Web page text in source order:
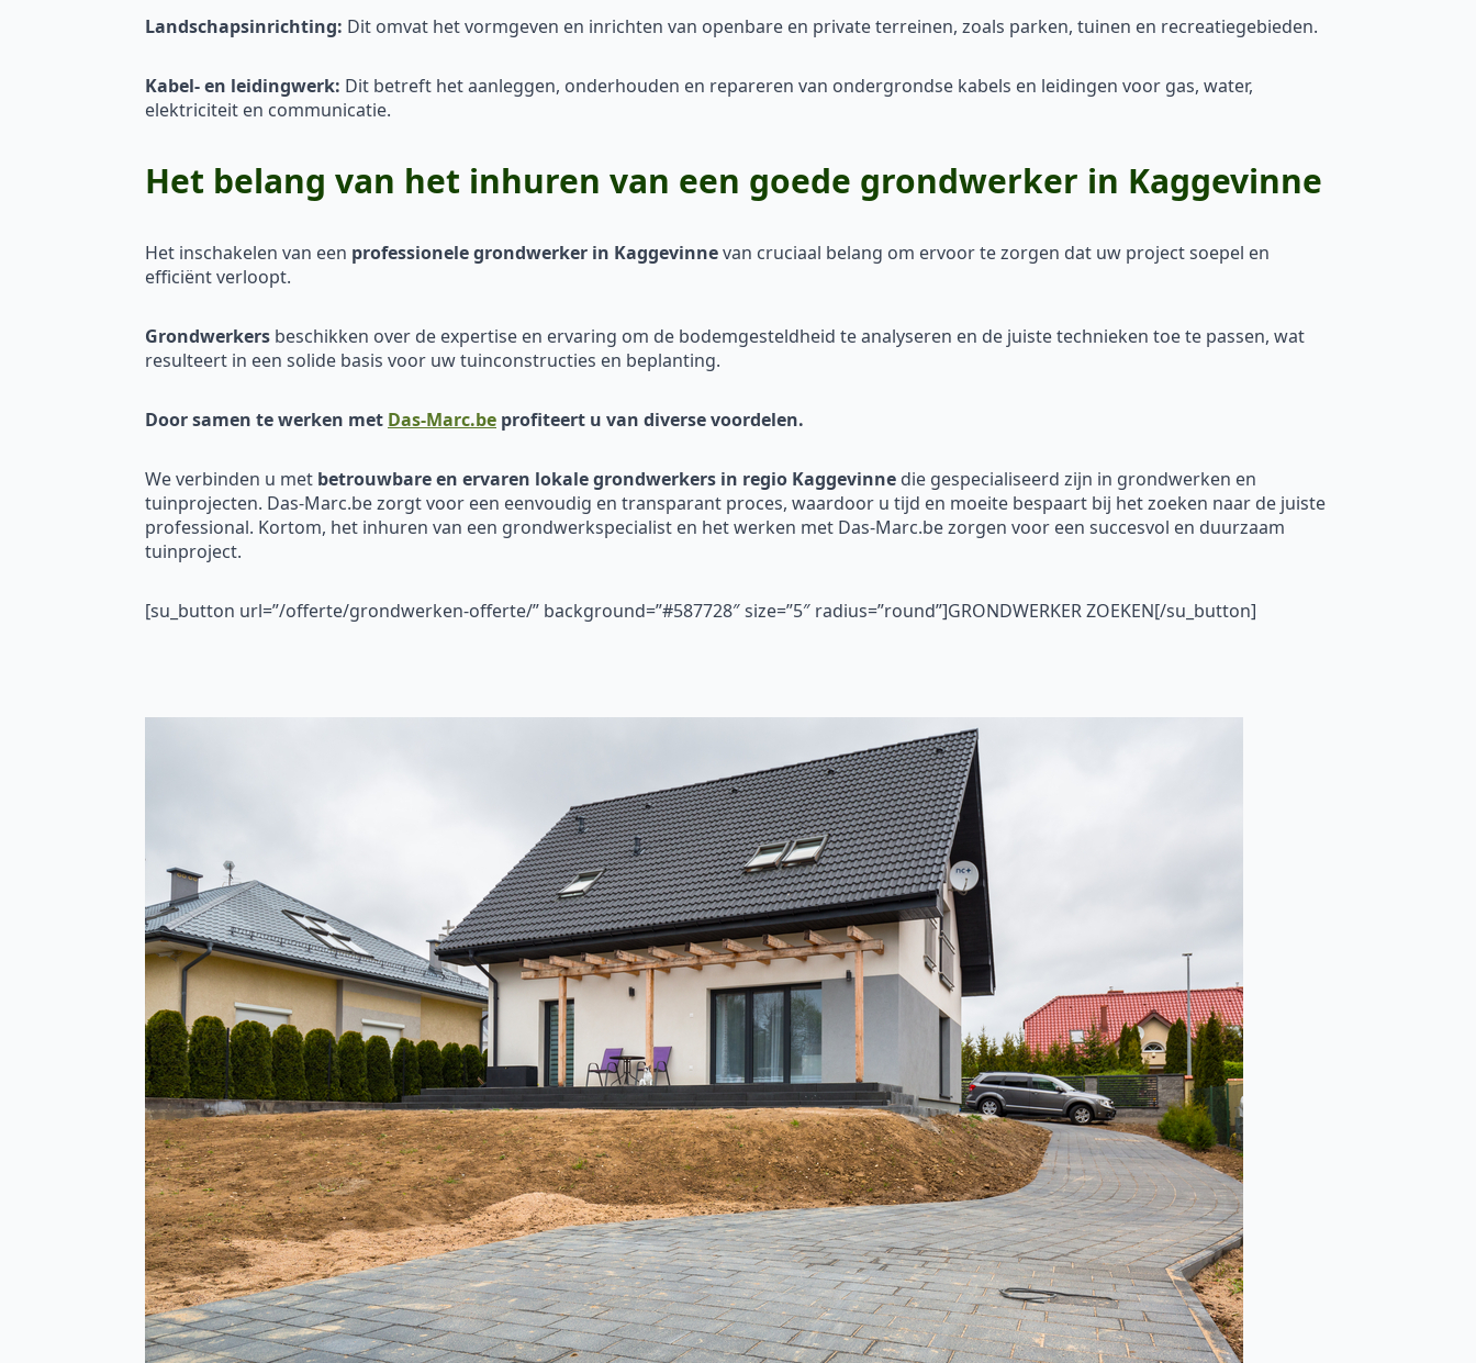
Landschapsinrichting: Dit omvat het vormgeven en inrichten van openbare en private terreinen, zoals parken, tuinen en recreatiegebieden.
Kabel- en leidingwerk: Dit betreft het aanleggen, onderhouden en repareren van ondergrondse kabels en leidingen voor gas, water,
elektriciteit en communicatie.
Het belang van het inhuren van een goede grondwerker in Kaggevinne
Het inschakelen van een professionele grondwerker in Kaggevinnevan cruciaal belang om ervoor te zorgen dat uw project soepel en
efficiënt verloopt.
Grondwerkers beschikken over de expertise en ervaring om de bodemgesteldheid te analyseren en de juiste technieken toe te passen, wat
resulteert in een solide basis voor uw tuinconstructies en beplanting.
Door samen te werken met Das-Marc.be profiteert u van diverse voordelen.
We verbinden u met betrouwbare en ervaren lokalegrondwerkers in regio Kaggevinne die gespecialiseerd zijn in grondwerken en
tuinprojecten. Das-Marc.be zorgt voor een eenvoudig en transparant proces, waardoor u tijd en moeite bespaart bij het zoeken naar de juiste
professional. Kortom, het inhuren van een grondwerkspecialist en het werken met Das-Marc.be zorgen voor een succesvol en duurzaam
tuinproject.
[su_button url=”/offerte/grondwerken-offerte/” background=”#587728″ size=”5″ radius=”round”]GRONDWERKER ZOEKEN[/su_button]